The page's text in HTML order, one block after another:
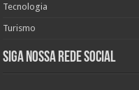
Tecnologia
Turismo
Siga nossa rede social